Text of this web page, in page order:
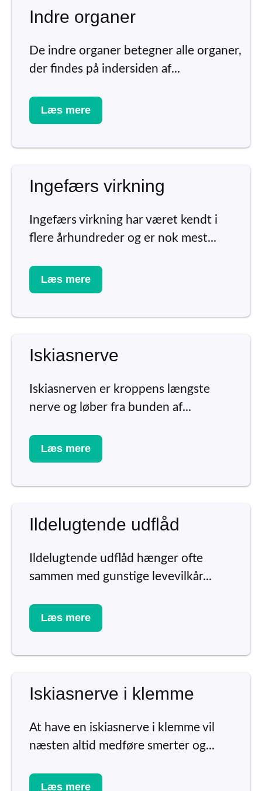
Indre organer
De indre organer betegner alle organer,
der findes på indersiden af...
Læs mere
Ingefærs virkning
Ingefærs virkning har været kendt i
flere århundreder og er nok mest...
Læs mere
Iskiasnerve
Iskiasnerven er kroppens længste
nerve og løber fra bunden af...
Læs mere
Ildelugtende udflåd
Ildelugtende udflåd hænger ofte
sammen med gunstige levevilkår...
Læs mere
Iskiasnerve i klemme
At have en iskiasnerve i klemme vil
næsten altid medføre smerter og...
Læs mere